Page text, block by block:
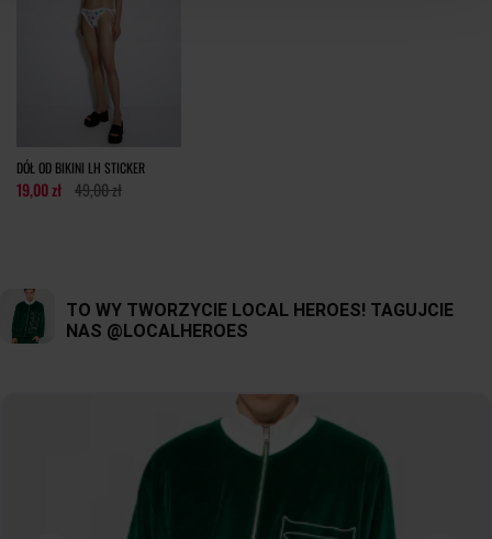
DÓŁ OD BIKINI LH STICKER
19,00 zł 49,00 zł